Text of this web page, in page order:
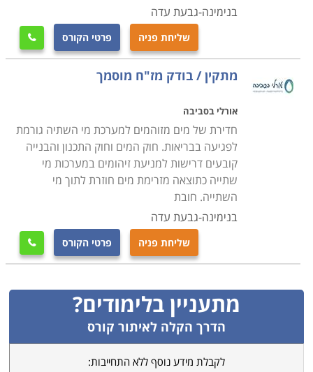
בנימינה-גבעת עדה
שליחת פניה פרטי הקורס 
מתקין / בודק מז"ח מוסמך
אורלי בסביבה
חדירת של מים מזוהמים למערכת מי השתיה גורמת
לפגיעה בבריאות. חוק המים וחוק התכנון והבנייה
קובעים דרישות למניעת זיהומים במערכות מי
שתייה כתוצאה מזרימת מים חוזרת לתוך מי
השתייה. חובת
בנימינה-גבעת עדה
שליחת פניה פרטי הקורס 
מתעניין בלימודים?
הדרך הקלה לאיתור קורס
לקבלת מידע נוסף ללא התחייבות: